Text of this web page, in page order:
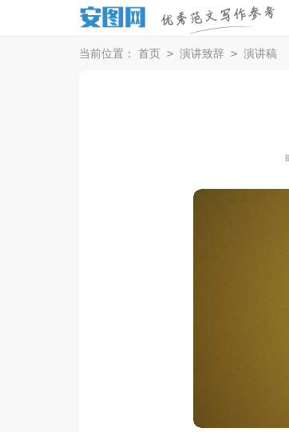
当前位置： 首页 > 演讲致辞 > 演讲稿